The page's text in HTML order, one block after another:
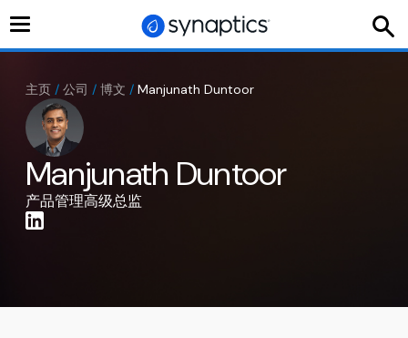
切
航
主页 / 公司 / 博文 / Manjunath Duntoor
Manjunath Duntoor
产品管理高级总监